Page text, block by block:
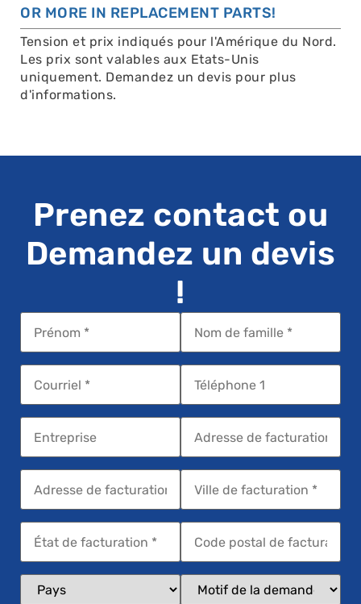
OR MORE IN REPLACEMENT PARTS!
Tension et prix indiqués pour l'Amérique du Nord.
Les prix sont valables aux Etats-Unis
uniquement. Demandez un devis pour plus
d'informations.
Prenez contact ou
Demandez un devis
!